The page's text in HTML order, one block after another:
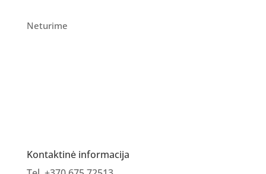
Neturime
Kontaktinė informacija